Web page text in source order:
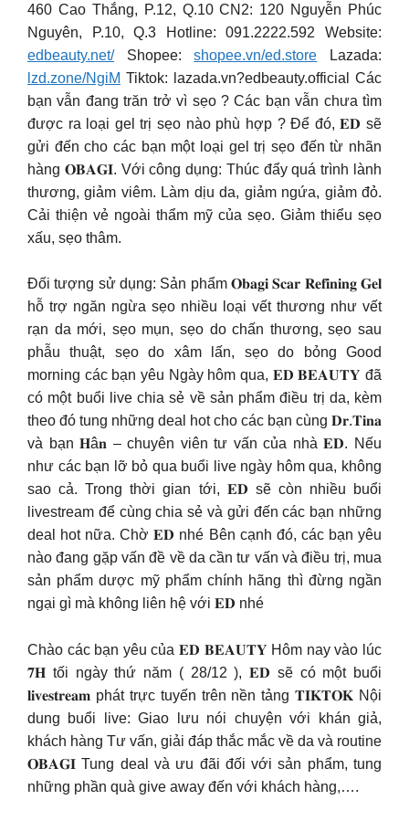
460 Cao Thắng, P.12, Q.10 CN2: 120 Nguyễn Phúc
Nguyên, P.10, Q.3 Hotline: 091.2222.592 Website:
edbeauty.net/Shopee:shopee.vn/ed.store Lazada:
lzd.zone/NgiM Tiktok: lazada.vn?edbeauty.official Các
bạn vẫn đang trăn trở vì sẹo ? Các bạn vẫn chưa tìm
được ra loại gel trị sẹo nào phù hợp ? Để đó, 𝐄𝐃 sẽ
gửi đến cho các bạn một loại gel trị sẹo đến từ nhãn
hàng 𝐎𝐁𝐀𝐆𝐈. Với công dụng: Thúc đẩy quá trình lành
thương, giảm viêm. Làm dịu da, giảm ngứa, giảm đỏ.
Cải thiện vẻ ngoài thẩm mỹ của sẹo. Giảm thiểu sẹo
xấu, sẹo thâm.
Đối tượng sử dụng: Sản phẩm 𝐎𝐛𝐚𝐠𝐢 𝐒𝐜𝐚𝐫 𝐑𝐞𝐟𝐢𝐧𝐢𝐧𝐠 𝐆𝐞𝐥
hỗ trợ ngăn ngừa sẹo nhiều loại vết thương như vết
rạn da mới, sẹo mụn, sẹo do chấn thương, sẹo sau
phẫu thuật, sẹo do xâm lấn, sẹo do bỏng Good
morning các bạn yêu Ngày hôm qua, 𝐄𝐃 𝐁𝐄𝐀𝐔𝐓𝐘 đã
có một buổi live chia sẻ về sản phẩm điều trị da, kèm
theo đó tung những deal hot cho các bạn cùng 𝐃𝐫.𝐓𝐢𝐧𝐚
và bạn 𝐇â𝐧 – chuyên viên tư vấn của nhà 𝐄𝐃. Nếu
như các bạn lỡ bỏ qua buổi live ngày hôm qua, không
sao cả. Trong thời gian tới, 𝐄𝐃 sẽ còn nhiều buổi
livestream để cùng chia sẻ và gửi đến các bạn những
deal hot nữa. Chờ 𝐄𝐃 nhé Bên cạnh đó, các bạn yêu
nào đang gặp vấn đề về da cần tư vấn và điều trị, mua
sản phẩm dược mỹ phẩm chính hãng thì đừng ngần
ngại gì mà không liên hệ với 𝐄𝐃 nhé
Chào các bạn yêu của 𝐄𝐃 𝐁𝐄𝐀𝐔𝐓𝐘 Hôm nay vào lúc
𝟕𝐇 tối ngày thứ năm ( 28/12 ), 𝐄𝐃 sẽ có một buổi
𝐥𝐢𝐯𝐞𝐬𝐭𝐫𝐞𝐚𝐦 phát trực tuyến trên nền tảng 𝐓𝐈𝐊𝐓𝐎𝐊 Nội
dung buổi live: Giao lưu nói chuyện với khán giả,
khách hàng Tư vấn, giải đáp thắc mắc về da và routine
𝐎𝐁𝐀𝐆𝐈 Tung deal và ưu đãi đối với sản phẩm, tung
những phần quà give away đến với khách hàng,….